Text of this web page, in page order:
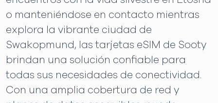
o manteniéndose en contacto mientras
explora la vibrante ciudad de
Swakopmund, las tarjetas eSIM de Sooty
brindan una solución confiable para
todas sus necesidades de conectividad.
Con una amplia cobertura de red y